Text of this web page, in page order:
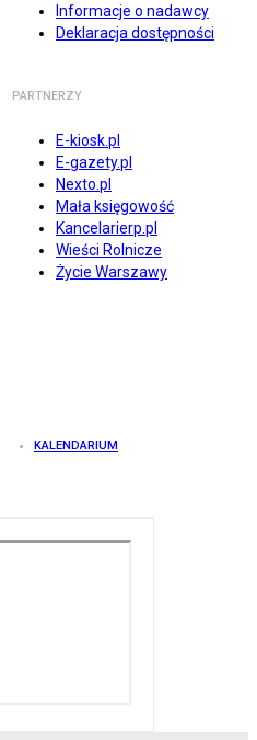
Informacje o nadawcy
Deklaracja dostępności
PARTNERZY
E-kiosk.pl
E-gazety.pl
Nexto.pl
Mała księgowość
Kancelarierp.pl
Wieści Rolnicze
Życie Warszawy
KALENDARIUM